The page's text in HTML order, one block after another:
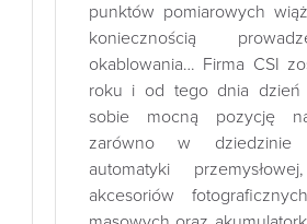
punktów pomiarowych
koniecznością
okablowania… Firma CSI
roku i od tego dnia dzień
sobie mocną pozycję
zarówno w dziedzinie
automatyki
akcesoriów